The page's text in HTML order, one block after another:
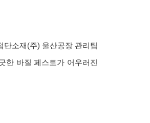
단소재(주) 울산공장 관리팀
한 바질 페스토가 어우러진